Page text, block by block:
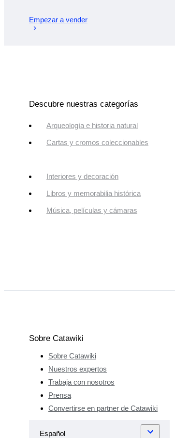
Empezar a vender
Descubre nuestras categorías
Arqueología e historia natural
Cartas y cromos coleccionables
Interiores y decoración
Libros y memorabilia histórica
Música, películas y cámaras
Sobre Catawiki
Sobre Catawiki
Nuestros expertos
Trabaja con nosotros
Prensa
Convertirse en partner de Catawiki